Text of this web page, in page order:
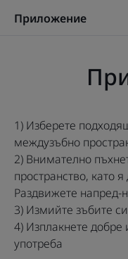
визуализират
подходящ размер
въвеждане на
пространство.
интердентални
различни размера,
широк (ISO 5),
Резервните
жълт цвят (ISO 2)
пространства.
Приложение
1) Изберете
междузъбно
2) Внимателно
пространство, като
Раздвижете напред-
3) Измийте зъбите
4) Изплакнете добре
употреба